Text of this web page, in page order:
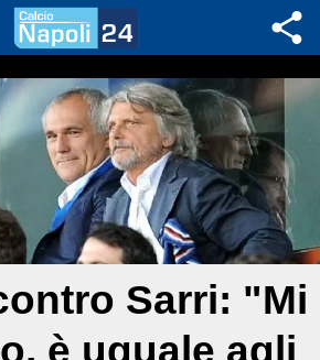
Sarri: "Mi
è uguale agli